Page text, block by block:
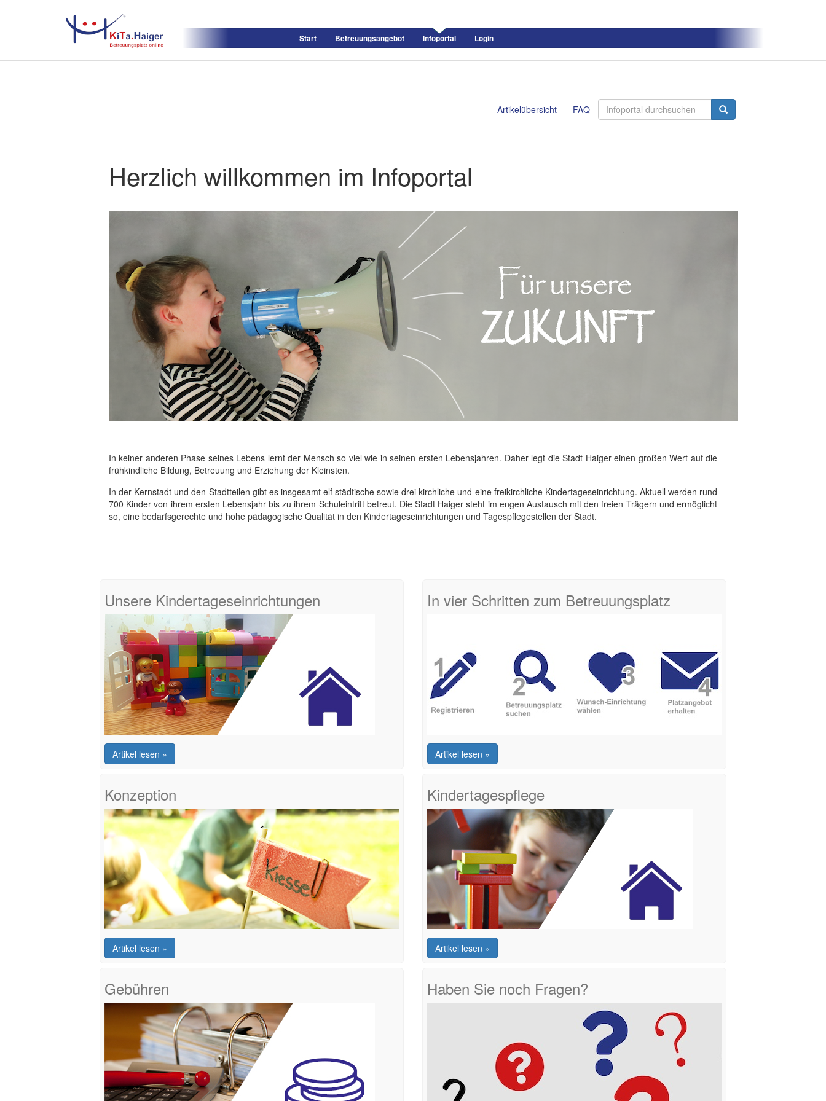
Start Betreuungsangebot Infoportal Login
FAQ
Artikelübersicht
Herzlich willkommen im Infoportal
In keiner anderen Phase seines Lebens lernt der Mensch so viel wie in seinen ersten Lebensjahren. Daher legt die Stadt Haiger einen großen Wert auf die
frühkindliche Bildung, Betreuung und Erziehung der Kleinsten.
In der Kernstadt und den Stadtteilen gibt es insgesamt elf städtische sowie drei kirchliche und eine freikirchliche Kindertageseinrichtung. Aktuell werden rund
700 Kinder von ihrem ersten Lebensjahr bis zu ihrem Schuleintritt betreut. Die Stadt Haiger steht im engen Austausch mit den freien Trägern und ermöglicht
so, eine bedarfsgerechte und hohe pädagogische Qualität in den Kindertageseinrichtungen und Tagespflegestellen der Stadt.
Unsere Kindertageseinrichtungen
Artikel lesen »
In vier Schritten zum Betreuungsplatz
Artikel lesen »
Konzeption
Artikel lesen »
Kindertagespflege
Artikel lesen »
Gebühren Haben Sie noch Fragen?